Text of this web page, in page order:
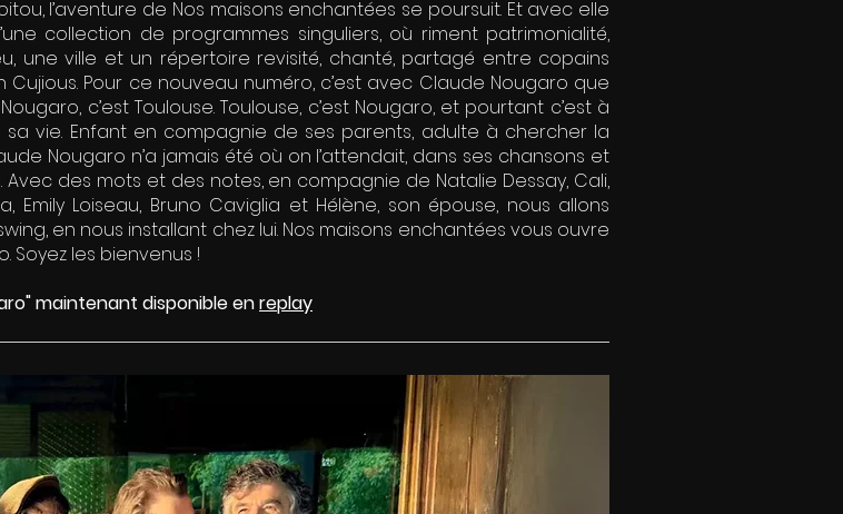
l’aventure de Nos maisons enchantées se poursuit. Et avec elle
collection de programmes singuliers, où riment patrimonialité,
une ville et un répertoire revisité, chanté, partagé entre copains
Pour ce nouveau numéro, c’est avec Claude Nougaro que
c’est Toulouse. Toulouse, c’est Nougaro, et pourtant c’est à
sa vie. Enfant en compagnie de ses parents, adulte à chercher la
Nougaro n’a jamais été où on l’attendait, dans ses chansons et
Avec des mots et des notes, en compagnie de Natalie Dessay, Cali,
Emily Loiseau, Bruno Caviglia et Hélène, son épouse, nous allons
en nous installant chez lui. Nos maisons enchantées vous ouvre
Soyez les bienvenus !
maintenant disponible enreplay